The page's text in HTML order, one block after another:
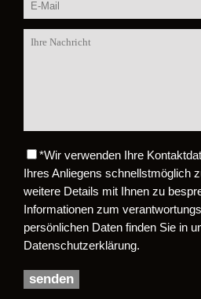
Bitte lasse dieses Feld leer.
*Wir verwenden Ihre
Ihres Anliegens schnellstmöglich
weitere Details mit Ihnen zu
Informationen zum
persönlichen Daten finden Sie in
Datenschutzerklärung.